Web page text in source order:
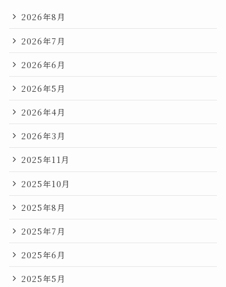
2026年8月
2026年7月
2026年6月
2026年5月
2026年4月
2026年3月
2025年11月
2025年10月
2025年8月
2025年7月
2025年6月
2025年5月